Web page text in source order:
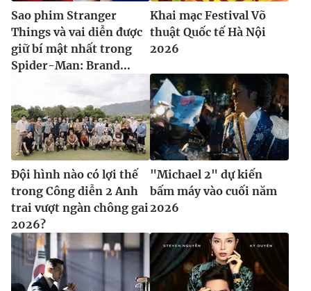
Sao phim Stranger
Things và vai diễn được
giữ bí mật nhất trong
Spider-Man: Brand...
Khai mạc Festival Võ
thuật Quốc tế Hà Nội
2026
Đội hình nào có lợi thế
trong Công diễn 2 Anh
trai vượt ngàn chông gai
2026?
"Michael 2" dự kiến
bấm máy vào cuối năm
2026